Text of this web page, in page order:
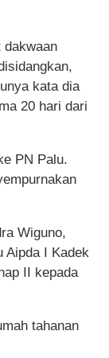
dakwaan
kata dia
20 hari dari
PN Palu.
Wiguno,
Aipda I Kadek
II kepada
tahanan